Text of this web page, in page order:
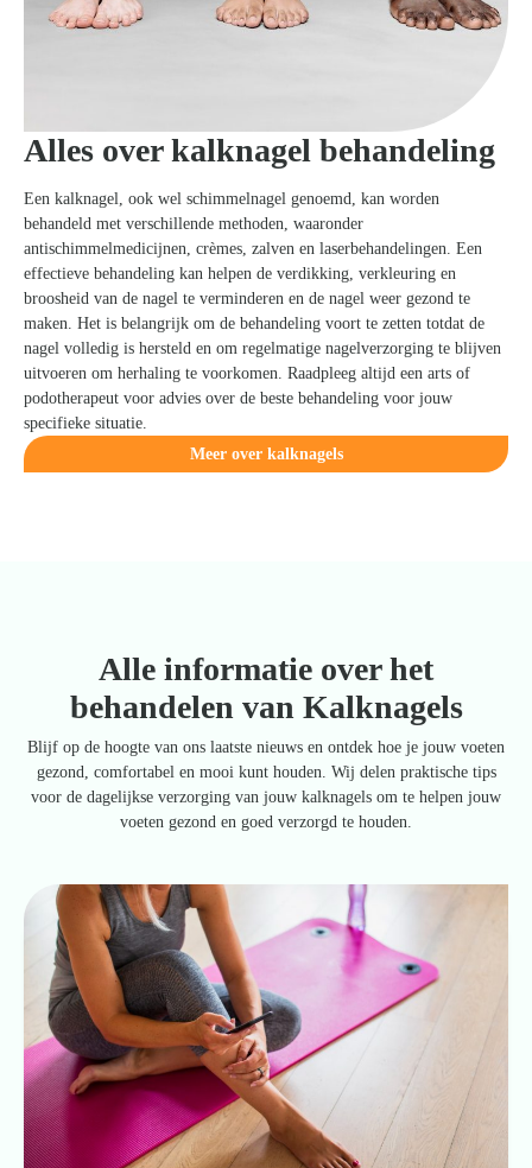
Zoeken
naar:
Alles over kalknagel behandeling
Een kalknagel, ook wel schimmelnagel genoemd, kan worden
behandeld met verschillende methoden, waaronder
antischimmelmedicijnen, crèmes, zalven en laserbehandelingen. Een
effectieve behandeling kan helpen de verdikking, verkleuring en
broosheid van de nagel te verminderen en de nagel weer gezond te
maken. Het is belangrijk om de behandeling voort te zetten totdat de
nagel volledig is hersteld en om regelmatige nagelverzorging te blijven
uitvoeren om herhaling te voorkomen. Raadpleeg altijd een arts of
podotherapeut voor advies over de beste behandeling voor jouw
specifieke situatie.
Meer over kalknagels
Alle informatie over het
behandelen van Kalknagels
Blijf op de hoogte van ons laatste nieuws en ontdek hoe je jouw voeten
gezond, comfortabel en mooi kunt houden. Wij delen praktische tips
voor de dagelijkse verzorging van jouw kalknagels om te helpen jouw
voeten gezond en goed verzorgd te houden.